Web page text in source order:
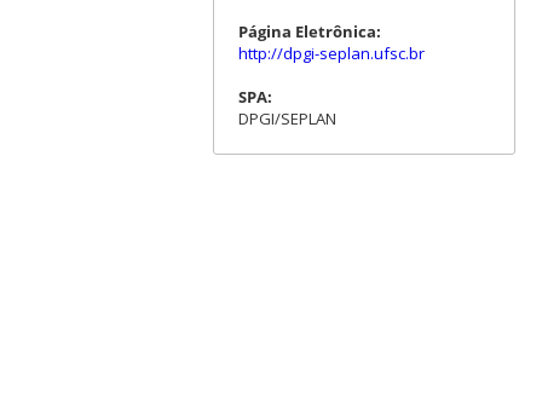
Página Eletrônica:
http://dpgi-seplan.ufsc.br
SPA:
DPGI/SEPLAN